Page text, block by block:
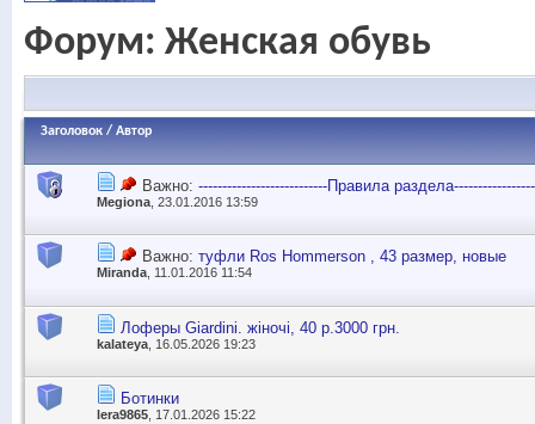
Форум: Женская обувь
Заголовок / Автор
Важно: ---------------------------Правила
Megiona , 23.01.2016 13:59
Важно: туфли Ros Hommerson , 43 размер, новые
Miranda, 11.01.2016 11:54
Лоферы Giardini. жіночі, 40 р.3000 грн.
kalateya , 16.05.2026 19:23
Ботинки
lera9865, 17.01.2026 15:22